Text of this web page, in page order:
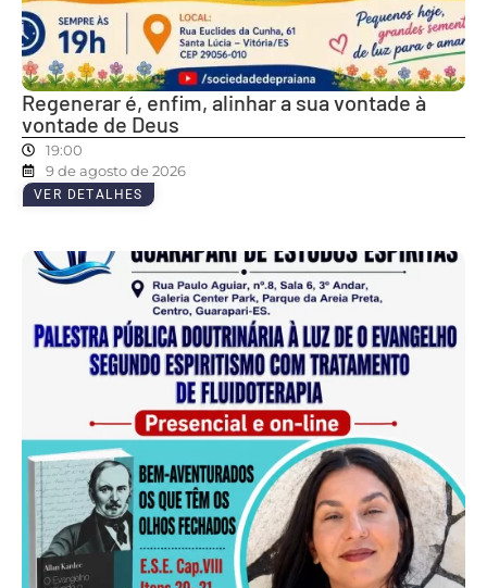
Regenerar é, enfim, alinhar a sua vontade à
vontade de Deus
19:00
9 de agosto de 2026
VER DETALHES